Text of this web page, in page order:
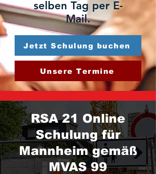
selben Tag per E-
Mail.
Jetzt Schulung buchen
Unsere Termine
RSA 21 Online
Schulung für
Mannheim gemäß
MVAS 99